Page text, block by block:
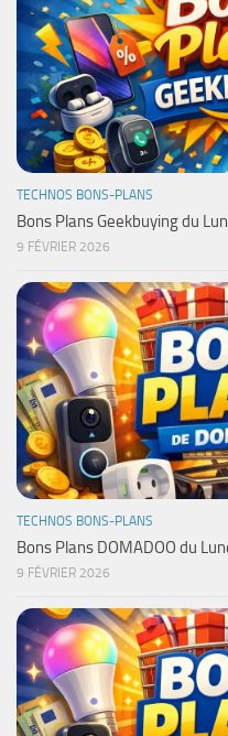
TECHNOS BONS-PLANS
Bons Plans Geekbuying du
9 FÉVRIER 2026
TECHNOS BONS-PLANS
Bons Plans DOMADOO du
9 FÉVRIER 2026